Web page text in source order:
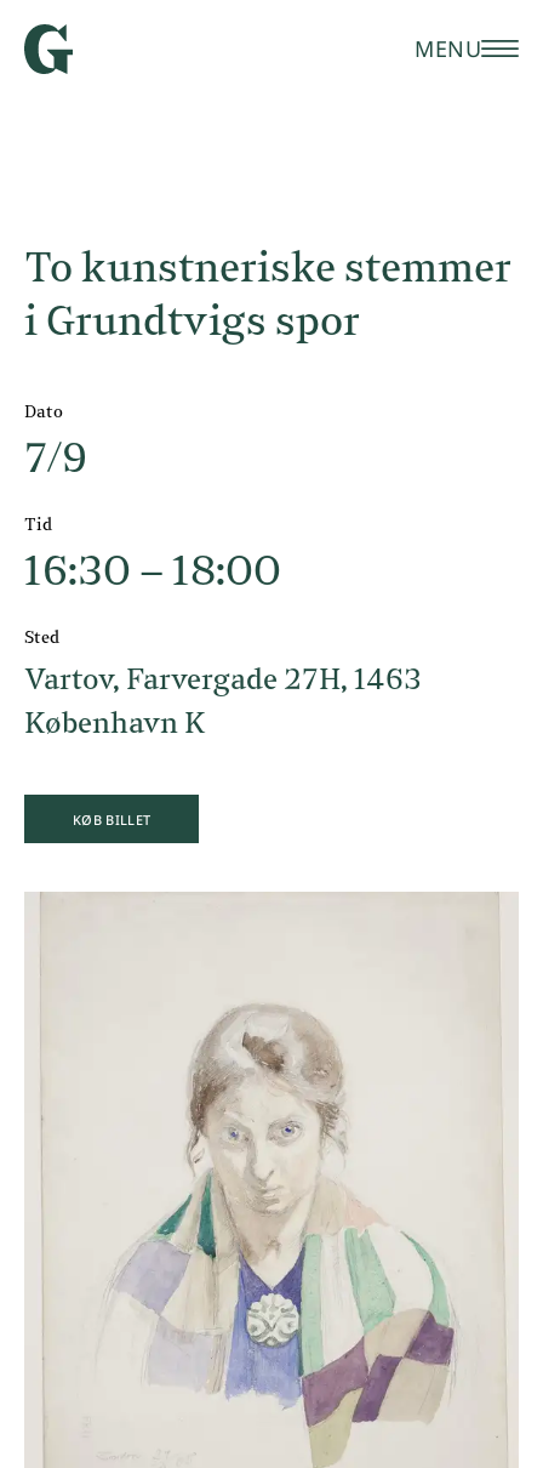
MENU
To kunstneriske stemmer
i Grundtvigs spor
Dato
7/9
Tid
16:30 – 18:00
Sted
Vartov, Farvergade 27H, 1463
København K
KØB BILLET